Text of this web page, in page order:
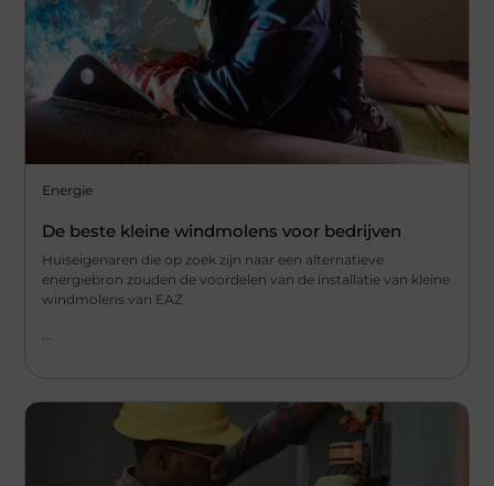
Energie
De beste kleine windmolens voor bedrijven
Huiseigenaren die op zoek zijn naar een alternatieve
energiebron zouden de voordelen van de installatie van kleine
windmolens van EAZ
...